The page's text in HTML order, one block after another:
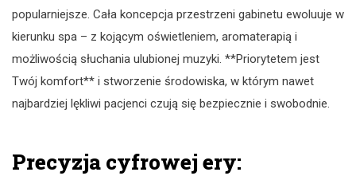
popularniejsze. Cała koncepcja przestrzeni gabinetu ewoluuje w
kierunku spa – z kojącym oświetleniem, aromaterapią i
możliwością słuchania ulubionej muzyki. **Priorytetem jest
Twój komfort** i stworzenie środowiska, w którym nawet
najbardziej lękliwi pacjenci czują się bezpiecznie i swobodnie.
Precyzja cyfrowej ery: